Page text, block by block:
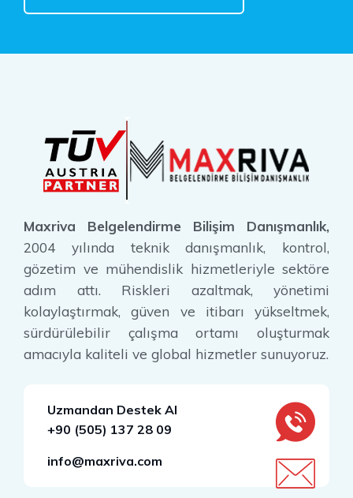
Maxriva Belgelendirme Bilişim Danışmanlık,
2004 yılında teknik danışmanlık, kontrol,
gözetim ve mühendislik hizmetleriyle sektöre
adım attı. Riskleri azaltmak, yönetimi
kolaylaştırmak, güven ve itibarı yükseltmek,
sürdürülebilir çalışma ortamı oluşturmak
amacıyla kaliteli ve global hizmetler sunuyoruz.
Uzmandan Destek Al
+90 (505) 137 28 09
info@maxriva.com